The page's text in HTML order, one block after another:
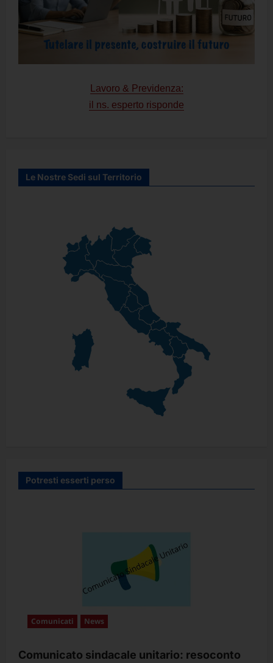
Lavoro & Previdenza:
il ns. esperto risponde
Le Nostre Sedi sul Territorio
Potresti esserti perso
Comunicati News
Comunicato sindacale unitario: resoconto